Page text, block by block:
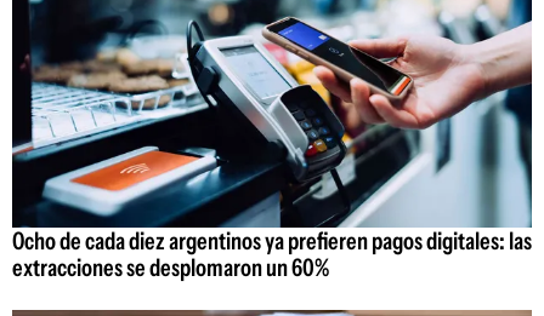
Ocho de cada diez argentinos ya prefieren pagos digitales: las
extracciones se desplomaron un 60%